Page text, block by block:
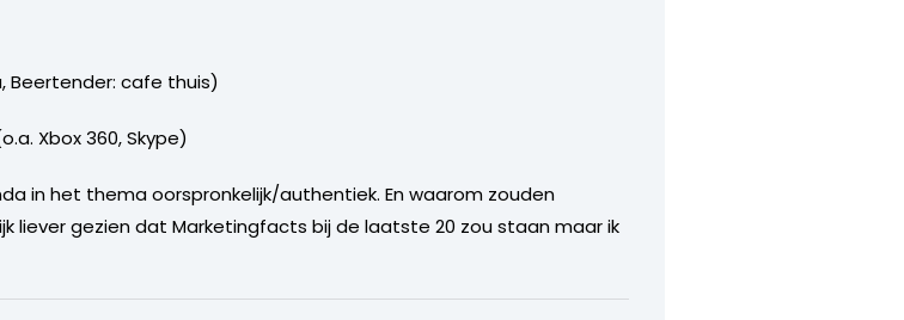
Beertender: cafe thuis)
Xbox 360, Skype)
in het thema oorspronkelijk/authentiek. En waarom zouden
liever gezien dat Marketingfacts bij de laatste 20 zou staan maar ik